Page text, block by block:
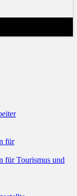
für
für Tourismus und